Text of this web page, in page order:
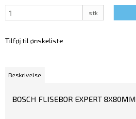
stk
Tilføj til ønskeliste
Beskrivelse
BOSCH FLISEBOR EXPERT 8X80MM